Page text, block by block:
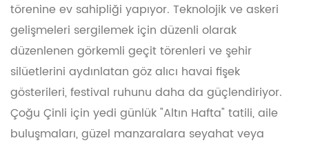
törenine ev sahipliği yapıyor. Teknolojik ve askeri
gelişmeleri sergilemek için düzenli olarak
düzenlenen görkemli geçit törenleri ve şehir
silüetlerini aydınlatan göz alıcı havai fişek
gösterileri, festival ruhunu daha da güçlendiriyor.
Çoğu Çinli için yedi günlük "Altın Hafta" tatili, aile
buluşmaları, güzel manzaralara seyahat veya